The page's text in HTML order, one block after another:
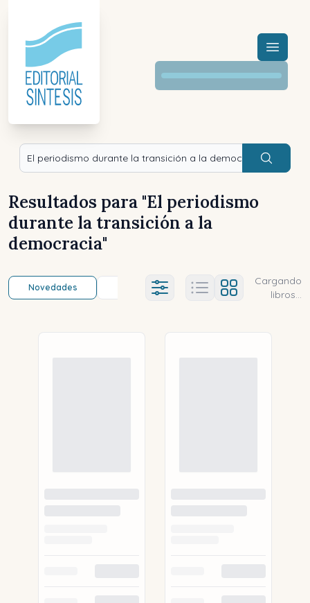
Menú
Buscar
Resultados para "El periodismo
durante la transición a la
democracia"
Novedades Título (a-z) Título (z-a)
Ajustes abierto
Cargando
libros...